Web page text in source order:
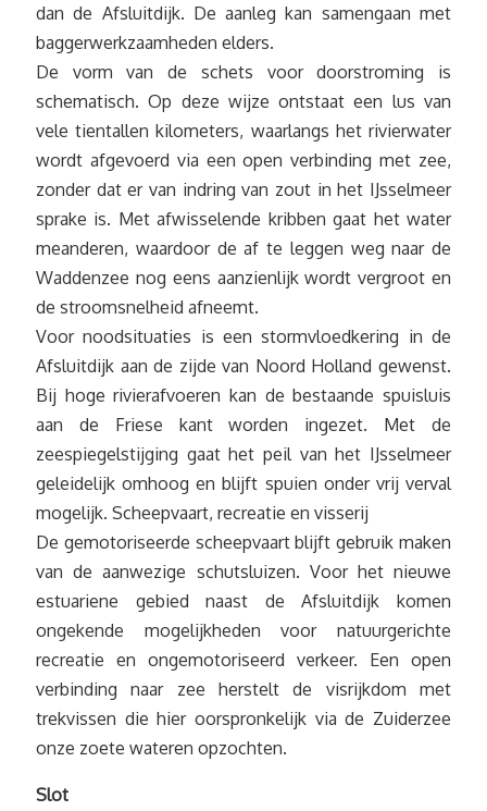
dan de Afsluitdijk. De aanleg kan samengaan met
baggerwerkzaamheden elders.
De vorm van de schets voor doorstroming is
schematisch. Op deze wijze ontstaat een lus van
vele tientallen kilometers, waarlangs het rivierwater
wordt afgevoerd via een open verbinding met zee,
zonder dat er van indring van zout in het IJsselmeer
sprake is. Met afwisselende kribben gaat het water
meanderen, waardoor de af te leggen weg naar de
Waddenzee nog eens aanzienlijk wordt vergroot en
de stroomsnelheid afneemt.
Voor noodsituaties is een stormvloedkering in de
Afsluitdijk aan de zijde van Noord Holland gewenst.
Bij hoge rivierafvoeren kan de bestaande spuisluis
aan de Friese kant worden ingezet. Met de
zeespiegelstijging gaat het peil van het IJsselmeer
geleidelijk omhoog en blijft spuien onder vrij verval
mogelijk. Scheepvaart, recreatie en visserij
De gemotoriseerde scheepvaart blijft gebruik maken
van de aanwezige schutsluizen. Voor het nieuwe
estuariene gebied naast de Afsluitdijk komen
ongekende mogelijkheden voor natuurgerichte
recreatie en ongemotoriseerd verkeer. Een open
verbinding naar zee herstelt de visrijkdom met
trekvissen die hier oorspronkelijk via de Zuiderzee
onze zoete wateren opzochten.
Slot